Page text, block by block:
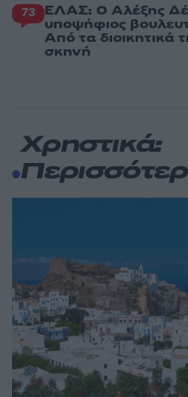
73 ΕΛΑΣ: Ο Αλέξης
υποψήφιος
Από τα διοικητικά
σκηνή
Χρηστικά: